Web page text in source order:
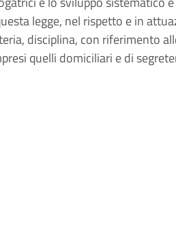
legge, nel rispetto e in
disciplina, con riferimento
quelli domiciliari e di